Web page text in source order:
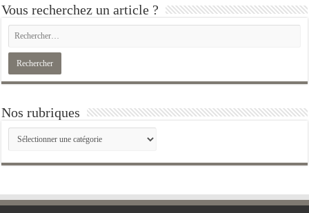
Vous recherchez un article ?
Nos rubriques
Nos
rubriques